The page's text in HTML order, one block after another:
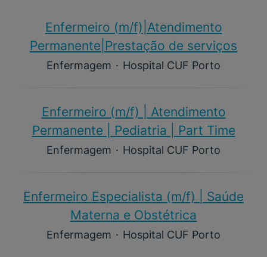
Enfermeiro (m/f)​|Atendimento
Permanente|Prestação de serviços
Enfermagem · Hospital CUF Porto
Enfermeiro (m/f)​ | Atendimento
Permanente | Pediatria | Part Time
Enfermagem · Hospital CUF Porto
Enfermeiro Especialista (m/f)​ | Saúde
Materna e Obstétrica
Enfermagem · Hospital CUF Porto